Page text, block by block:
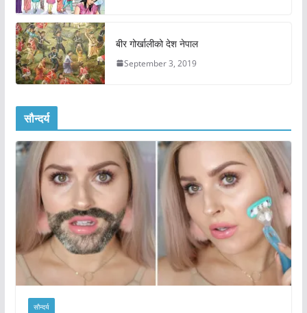
बीर गोर्खालीको देश नेपाल
September 3, 2019
सौन्दर्य
सौन्दर्य